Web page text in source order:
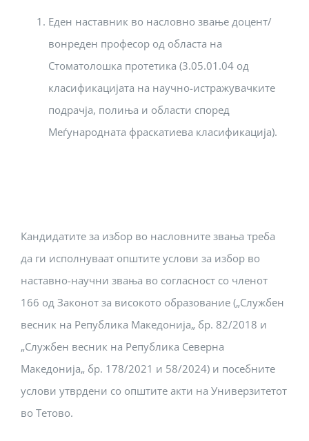
Еден наставник во насловно звање доцент/
вонреден професор од областа на
Стоматолошка протетика (3.05.01.04 од
класификацијата на научно-истражувачките
подрачја, полиња и области според
Меѓународната фраскатиева класификација).
Кандидатите за избор во насловните звања треба
да ги исполнуваат општите услови за избор во
наставно-научни звања во согласност со членот
166 од Законот за високото образование („Службен
весник на Република Македонија„ бр. 82/2018 и
„Службен весник на Република Северна
Македонија„ бр. 178/2021 и 58/2024) и посебните
услови утврдени со општите акти на Универзитетот
во Тетово.